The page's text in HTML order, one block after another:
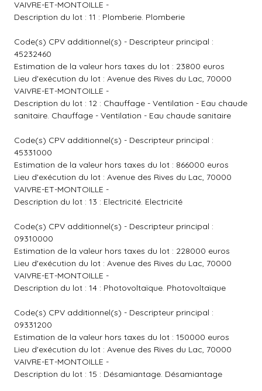
VAIVRE-ET-MONTOILLE -
Description du lot : 11 : Plomberie. Plomberie
Code(s) CPV additionnel(s) - Descripteur principal :
45232460
Estimation de la valeur hors taxes du lot : 23800 euros
Lieu d'exécution du lot : Avenue des Rives du Lac, 70000
VAIVRE-ET-MONTOILLE -
Description du lot : 12 : Chauffage - Ventilation - Eau chaude
sanitaire. Chauffage - Ventilation - Eau chaude sanitaire
Code(s) CPV additionnel(s) - Descripteur principal :
45331000
Estimation de la valeur hors taxes du lot : 866000 euros
Lieu d'exécution du lot : Avenue des Rives du Lac, 70000
VAIVRE-ET-MONTOILLE -
Description du lot : 13 : Electricité. Electricité
Code(s) CPV additionnel(s) - Descripteur principal :
09310000
Estimation de la valeur hors taxes du lot : 228000 euros
Lieu d'exécution du lot : Avenue des Rives du Lac, 70000
VAIVRE-ET-MONTOILLE -
Description du lot : 14 : Photovoltaïque. Photovoltaïque
Code(s) CPV additionnel(s) - Descripteur principal :
09331200
Estimation de la valeur hors taxes du lot : 150000 euros
Lieu d'exécution du lot : Avenue des Rives du Lac, 70000
VAIVRE-ET-MONTOILLE -
Description du lot : 15 : Désamiantage. Désamiantage